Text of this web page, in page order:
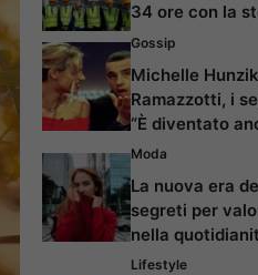
34 ore con la
Gossip
Michelle
Ramazzotti, i
“È diventato
Moda
La nuova era
segreti per
nella
Lifestyle